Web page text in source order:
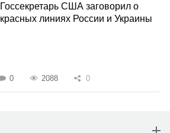
Госсекретарь США заговорил о
красных линиях России и Украины
0 2088 0